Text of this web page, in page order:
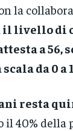
la
livello di
a 56,
da 0 a
resta
il 40% della